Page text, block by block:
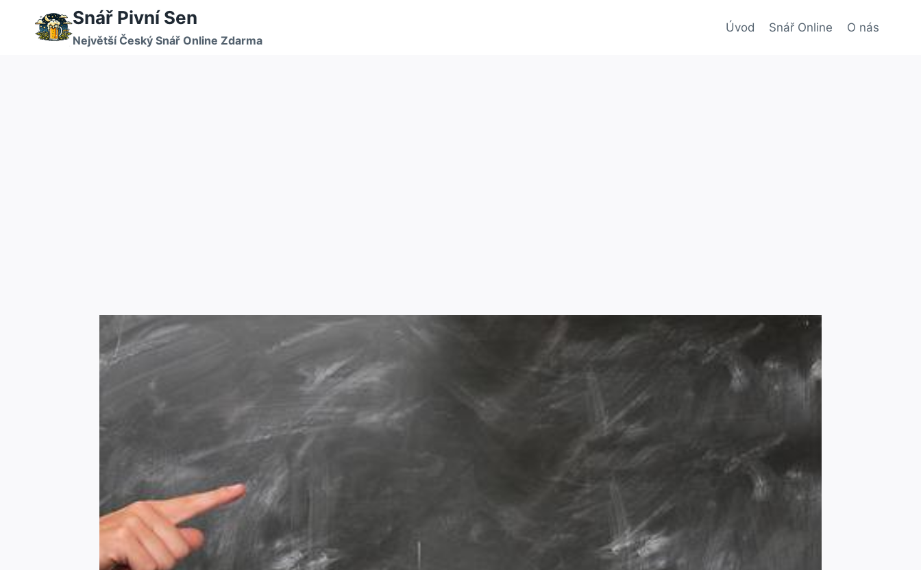
Snář Pivní Sen
Největší Český Snář Online Zdarma
Úvod Snář Online O nás